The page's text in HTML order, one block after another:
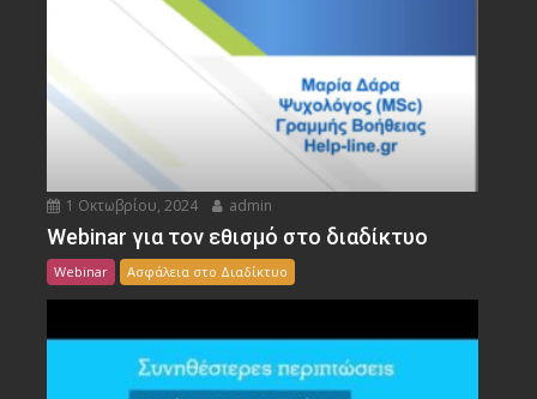
1 Οκτωβρίου, 2024 admin
Webinar για τον εθισμό στο διαδίκτυο
Webinar Ασφάλεια στο Διαδίκτυο